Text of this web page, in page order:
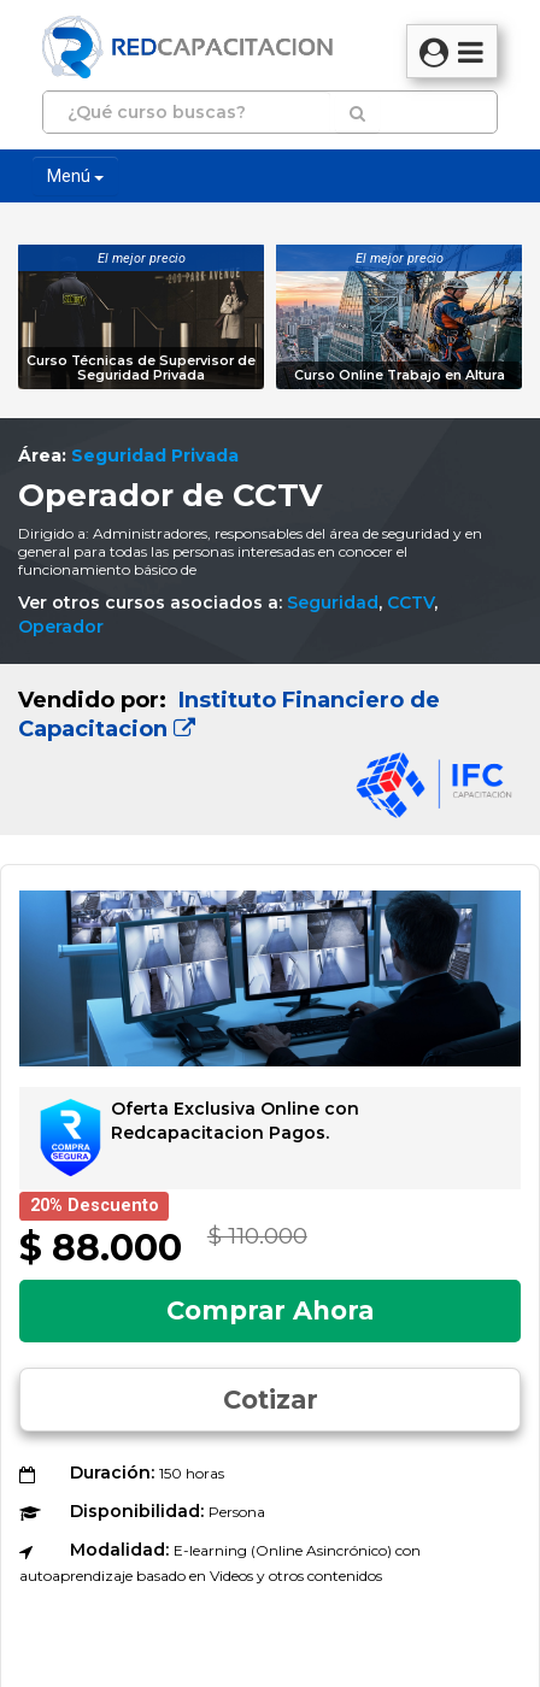
Menú
El mejor precio
Curso Técnicas de Supervisor de
Seguridad Privada
El mejor precio
Curso Online Trabajo en Altura
Área: Seguridad Privada
Operador de CCTV
Dirigido a: Administradores, responsables del área de seguridad y en
general para todas las personas interesadas en conocer el
funcionamiento básico de
Ver otros cursos asociados a: Seguridad, CCTV,
Operador
Vendido por: Instituto Financiero de
Capacitacion
Oferta Exclusiva Online con
Redcapacitacion Pagos.
20% Descuento
$ 88.000 $ 110.000
Comprar Ahora
Cotizar
Duración: 150 horas
Disponibilidad: Persona
Modalidad: E-learning (Online Asincrónico) con
autoaprendizaje basado en Videos y otros contenidos